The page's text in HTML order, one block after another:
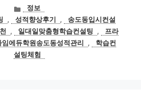
카
테
고
리
정보
, 성적향상후기 ,
송도동입시컨설
, 일대일맞춤형학습컨설팅 ,
프라
임에듀학원송도동성적관리 ,
학습컨
설팅체험